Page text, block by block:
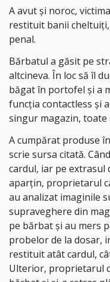
A avut și noroc,
restituit banii cheltuiți,
penal.
Bărbatul a găsit pe
altcineva. În loc să îl
băgat în portofel și a
funcția contactless și
singur magazin, toate
A cumpărat produse
scrie sursa citată.
cardul, iar pe extrasul
aparțin, proprietarul
au analizat imaginile
supraveghere din
pe bărbat și au mers
probelor de la dosar,
restituit atât cardul,
Ulterior, proprietarul